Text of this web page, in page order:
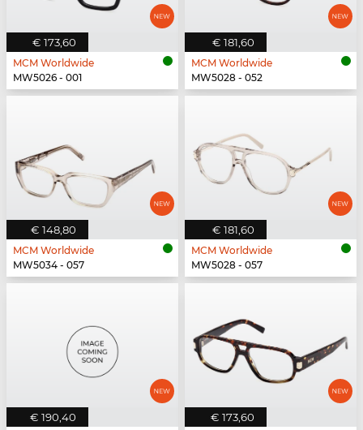
€ 173,60
MCM Worldwide
MW5026 - 001
€ 181,60
MCM Worldwide
MW5028 - 052
€ 148,80
MCM Worldwide
MW5034 - 057
€ 181,60
MCM Worldwide
MW5028 - 057
€ 190,40 € 173,60